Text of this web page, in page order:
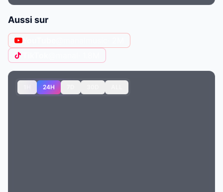
Aussi sur
24H